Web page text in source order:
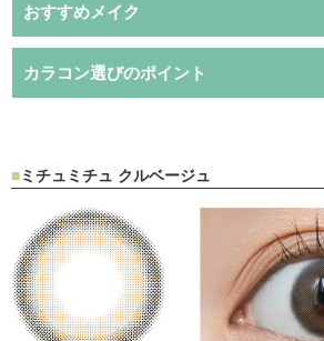
おすすめメイク
カラコン選びのポイント
ミチュミチュ クルベージュ